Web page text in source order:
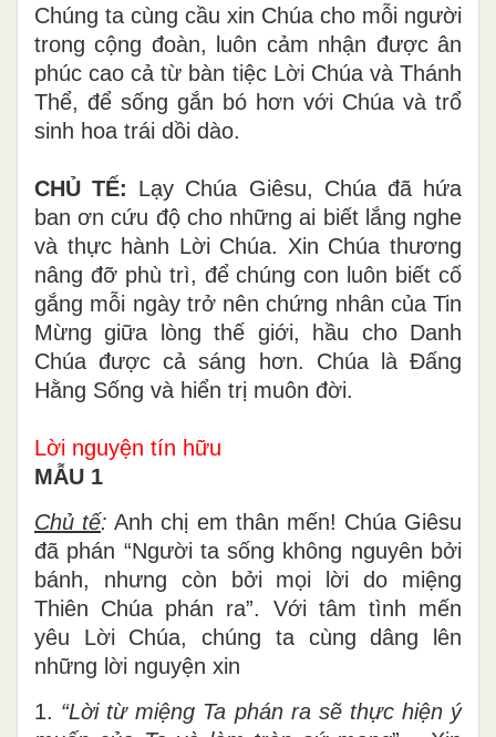
Chúng ta cùng cầu xin Chúa cho mỗi người
trong cộng đoàn, luôn cảm nhận được ân
phúc cao cả từ bàn tiệc Lời Chúa và Thánh
Thể, để sống gắn bó hơn với Chúa và trổ
sinh hoa trái dồi dào.
CHỦ TẾ: Lạy Chúa Giêsu, Chúa đã hứa
ban ơn cứu độ cho những ai biết lắng nghe
và thực hành Lời Chúa. Xin Chúa thương
nâng đỡ phù trì, để chúng con luôn biết cố
gắng mỗi ngày trở nên chứng nhân của Tin
Mừng giữa lòng thế giới, hầu cho Danh
Chúa được cả sáng hơn. Chúa là Đấng
Hằng Sống và hiển trị muôn đời.
Lời nguyện tín hữu
MẪU 1
Chủ tế: Anh chị em thân mến! Chúa Giêsu
đã phán “Người ta sống không nguyên bởi
bánh, nhưng còn bởi mọi lời do miệng
Thiên Chúa phán ra”. Với tâm tình mến
yêu Lời Chúa, chúng ta cùng dâng lên
những lời nguyện xin
1. “Lời từ miệng Ta phán ra sẽ thực hiện ý